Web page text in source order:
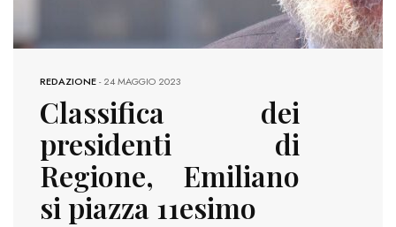
REDAZIONE-24 MAGGIO 2023
Classifica dei
presidenti di
Regione, Emiliano
si piazza 11esimo